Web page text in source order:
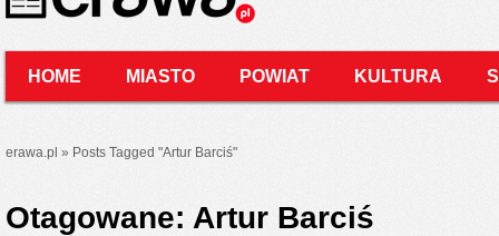
HOME MIASTO POWIAT KULTURA
erawa.pl » Posts Tagged "Artur Barciś"
Otagowane: Artur Barciś